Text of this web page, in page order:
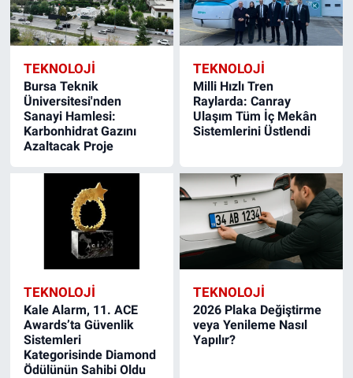
TEKNOLOJİ
Bursa Teknik
Üniversitesi'nden
Sanayi Hamlesi:
Karbonhidrat Gazını
Azaltacak Proje
TEKNOLOJİ
Milli Hızlı Tren
Raylarda: Canray
Ulaşım Tüm İç Mekân
Sistemlerini Üstlendi
TEKNOLOJİ
Kale Alarm, 11. ACE
Awards’ta Güvenlik
Sistemleri
Kategorisinde Diamond
Ödülünün Sahibi Oldu
TEKNOLOJİ
2026 Plaka Değiştirme
veya Yenileme Nasıl
Yapılır?